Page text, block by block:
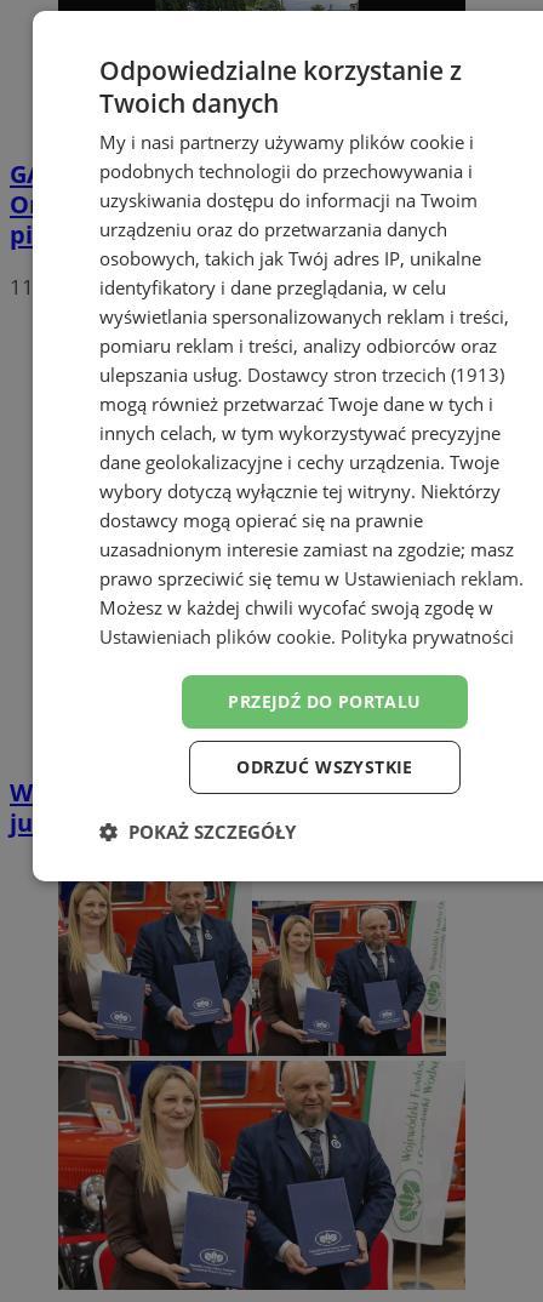
GALERIADruhowie z OSP Zgoń, Gardawice i
Orzesze uczestniczyli w piekarskiej
pielgrzymce
11
Wielkie sprzątanie lasu w Zgoniu. Zbiórka
już 25 kwietnia!
Odpowiedzialne korzystanie z
Twoich danych
My i nasi partnerzy używamy plików cookie i
podobnych technologii do przechowywania i
uzyskiwania dostępu do informacji na Twoim
urządzeniu oraz do przetwarzania danych
osobowych, takich jak Twój adres IP, unikalne
identyfikatory i dane przeglądania, w celu
wyświetlania spersonalizowanych reklam i treści,
pomiaru reklam i treści, analizy odbiorców oraz
ulepszania usług. Dostawcy stron trzecich (1913)
mogą również przetwarzać Twoje dane w tych i
innych celach, w tym wykorzystywać precyzyjne
dane geolokalizacyjne i cechy urządzenia. Twoje
wybory dotyczą wyłącznie tej witryny. Niektórzy
dostawcy mogą opierać się na prawnie
uzasadnionym interesie zamiast na zgodzie; masz
prawo sprzeciwić się temu w Ustawieniach reklam.
Możesz w każdej chwili wycofać swoją zgodę w
Ustawieniach plików cookie. Polityka prywatności
PRZEJDŹ DO PORTALU
ODRZUĆ WSZYSTKIE
POKAŻ SZCZEGÓŁY
Niezbędne Wydajność Targetowanie
Funkcjonalność Niesklasyfikowane
Niezbędne Wydajność
Targetowanie
Funkcjonalność
Niesklasyfikowane
Niezbędne pliki cookie umożliwiają korzystanie z podstawowych
funkcji strony internetowej, takich jak logowanie użytkownika i
zarządzanie kontem. Bez niezbędnych plików cookie nie można
prawidłowo korzystać ze strony internetowej.